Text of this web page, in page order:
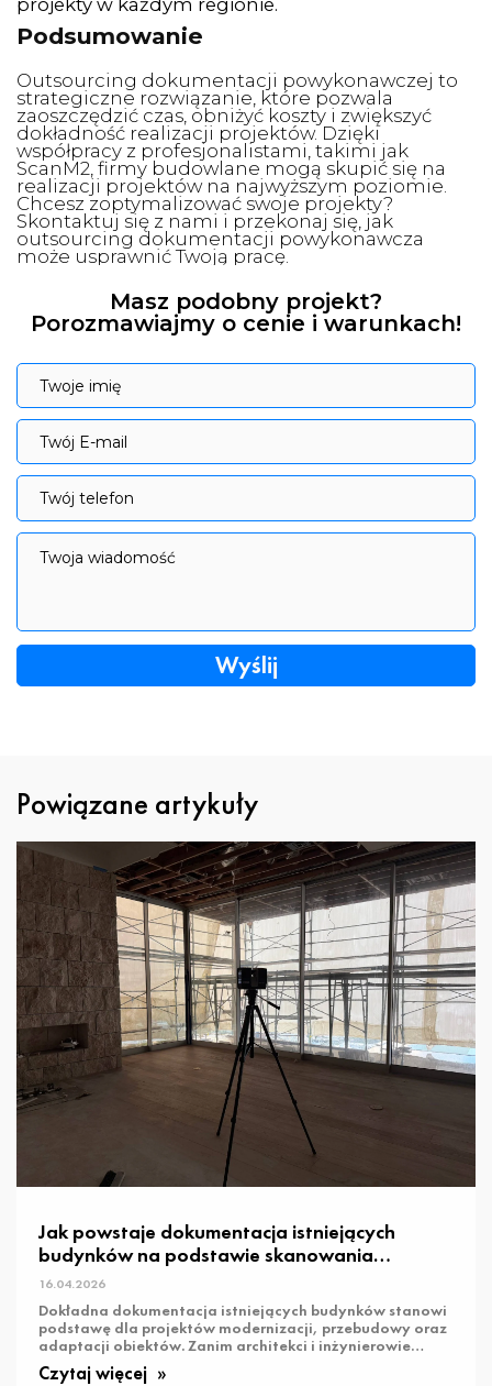
projekty w każdym regionie.
Podsumowanie
Outsourcing dokumentacji powykonawczej to
strategiczne rozwiązanie, które pozwala
zaoszczędzić czas, obniżyć koszty i zwiększyć
dokładność realizacji projektów. Dzięki
współpracy z profesjonalistami, takimi jak
ScanM2, firmy budowlane mogą skupić się na
realizacji projektów na najwyższym poziomie.
Chcesz zoptymalizować swoje projekty?
Skontaktuj się z nami i przekonaj się, jak
outsourcing dokumentacji powykonawcza
może usprawnić Twoją pracę.
Masz podobny projekt?
Porozmawiajmy o cenie i warunkach!
Twoje imię
Twoje imię
Twój E-mail
Twój E-mail
Twój telefon
Twój telefon
Twoja wiadomość
Twoja wiadomość
Powiązane artykuły
Jak powstaje dokumentacja istniejących
budynków na podstawie skanowania
laserowego
16.04.2026
Dokładna dokumentacja istniejących budynków stanowi
podstawę dla projektów modernizacji, przebudowy oraz
adaptacji obiektów. Zanim architekci i inżynierowie
rozpoczną projektowanie, ...
Czytaj więcej